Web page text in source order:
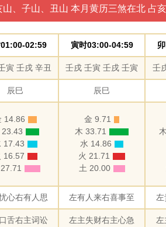
、子山、丑山 本月黄历三煞在北 占
02:59 寅时03:00-04:59
寅 壬戌 辛丑 壬戌 壬寅 壬戌 壬寅 壬
辰巳 辰巳
14.86
23.43
17.43
16.57
金 9.71
木 33.71
水 14.86
火 21.71
土 20.00
心右有人思 左有人来右喜事至
舌右主词讼 左主失财右主心急